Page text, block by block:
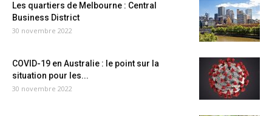
Les quartiers de Melbourne : Central
Business District
30 novembre 2022
COVID-19 en Australie : le point sur la
situation pour les...
30 novembre 2022